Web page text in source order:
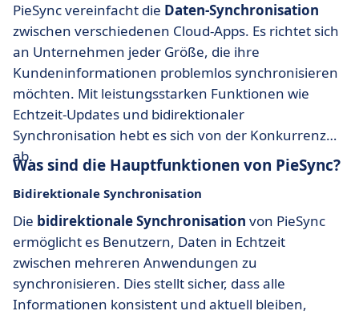
PieSync vereinfacht die Daten-Synchronisation
zwischen verschiedenen Cloud-Apps. Es richtet sich
an Unternehmen jeder Größe, die ihre
Kundeninformationen problemlos synchronisieren
möchten. Mit leistungsstarken Funktionen wie
Echtzeit-Updates und bidirektionaler
Synchronisation hebt es sich von der Konkurrenz
ab.
Was sind die Hauptfunktionen von PieSync?
Bidirektionale Synchronisation
Die bidirektionale Synchronisation von PieSync
ermöglicht es Benutzern, Daten in Echtzeit
zwischen mehreren Anwendungen zu
synchronisieren. Dies stellt sicher, dass alle
Informationen konsistent und aktuell bleiben,